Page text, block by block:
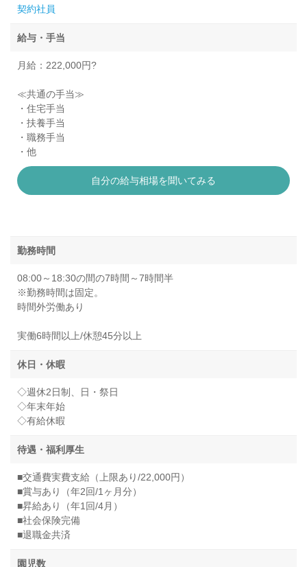
契約社員
給与・手当
月給：222,000円?
≪共通の手当≫
・住宅手当
・扶養手当
・職務手当
・他
自分の給与相場を聞いてみる
勤務時間
08:00～18:30の間の7時間～7時間半
※勤務時間は固定。
時間外労働あり
実働6時間以上/休憩45分以上
休日・休暇
◇週休2日制、日・祭日
◇年末年始
◇有給休暇
待遇・福利厚生
■交通費実費支給（上限あり/22,000円）
■賞与あり（年2回/1ヶ月分）
■昇給あり（年1回/4月）
■社会保険完備
■退職金共済
園児数